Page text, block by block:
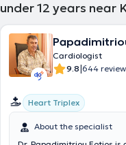
under 12 years near
Cardiologist
9.8|644
Heart Triplex
About the specialist